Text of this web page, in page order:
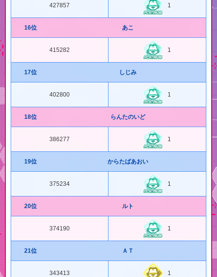
427857 1
16位 あこ
415282 1
17位 しじみ
402800 1
18位 らんたのいど
386277 1
19位 からたばあおい
375234 1
20位 ルト
374190 1
21位 ＡＴ
343413 1